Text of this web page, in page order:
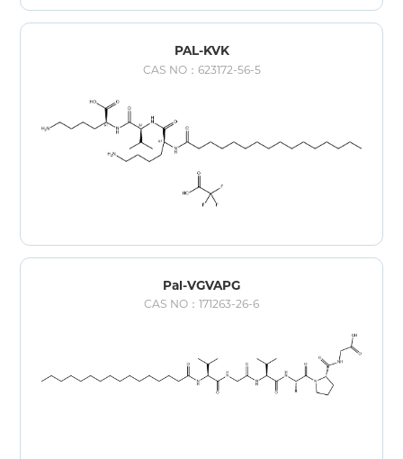
PAL-KVK
CAS NO：623172-56-5
Pal-VGVAPG
CAS NO：171263-26-6